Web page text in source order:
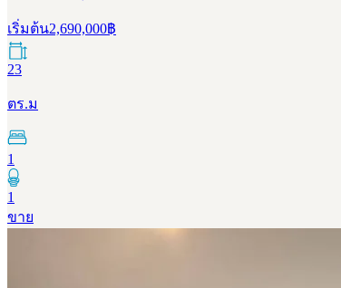
เริ่มต้น2,690,000฿
23
ตร.ม
1
1
ขาย